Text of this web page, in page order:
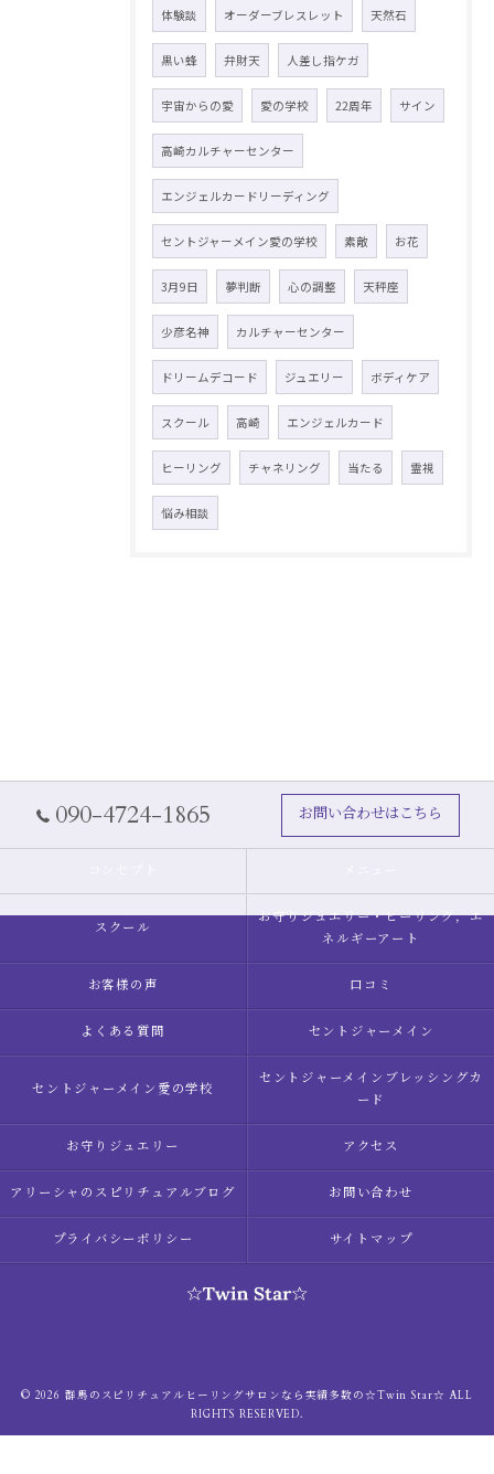
体験談 オーダーブレスレット 天然石
黒い蜂 弁財天 人差し指ケガ
宇宙からの愛 愛の学校 22周年 サイン
高崎カルチャーセンター
エンジェルカードリーディング
セントジャーメイン愛の学校 素敵 お花
3月9日 夢判断 心の調整 天秤座
少彦名神 カルチャーセンター
ドリームデコード ジュエリー ボディケア
スクール 高崎 エンジェルカード
ヒーリング チャネリング 当たる 霊視
悩み相談
090-4724-1865 お問い合わせはこちら
スクール
お守りジュエリー・ヒーリング，エ
ネルギーアート
お客様の声 口コミ
よくある質問 セントジャーメイン
セントジャーメイン愛の学校
セントジャーメインブレッシングカ
ード
お守りジュエリー アクセス
アリーシャのスピリチュアルブログ お問い合わせ
プライバシーポリシー サイトマップ
© 2026 群馬のスピリチュアルヒーリングサロンなら実績多数の☆Twin Star☆ ALL
RIGHTS RESERVED.